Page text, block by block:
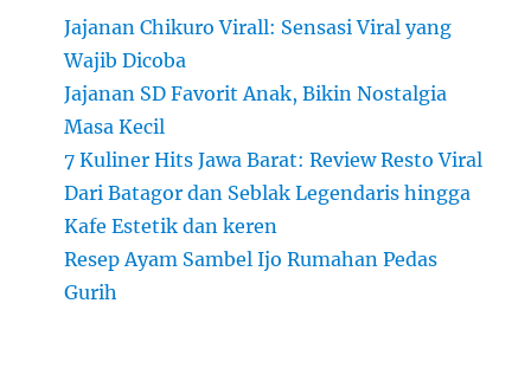
Jajanan Chikuro Virall: Sensasi Viral yang
Wajib Dicoba
Jajanan SD Favorit Anak, Bikin Nostalgia
Masa Kecil
7 Kuliner Hits Jawa Barat: Review Resto Viral
Dari Batagor dan Seblak Legendaris hingga
Kafe Estetik dan keren
Resep Ayam Sambel Ijo Rumahan Pedas
Gurih